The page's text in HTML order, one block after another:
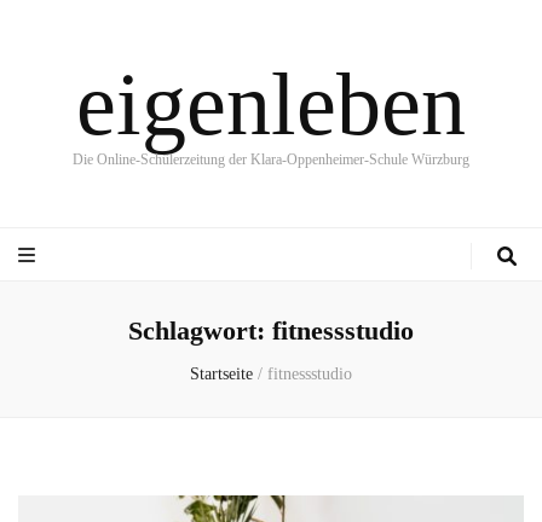
eigenleben
Die Online-Schülerzeitung der Klara-Oppenheimer-Schule Würzburg
Schlagwort: fitnessstudio
Startseite / fitnessstudio